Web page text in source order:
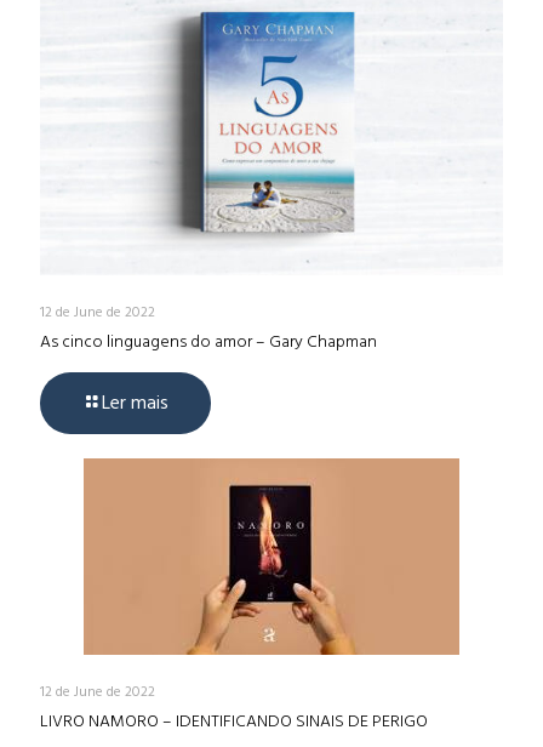
12 de June de 2022
As cinco linguagens do amor – Gary Chapman
Ler mais
12 de June de 2022
LIVRO NAMORO – IDENTIFICANDO SINAIS DE PERIGO